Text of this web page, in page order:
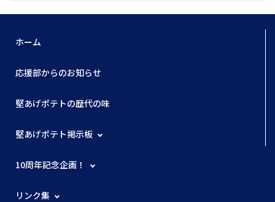
ホーム
応援部からのお知らせ
堅あげポテトの歴代の味
堅あげポテト掲示板
10周年記念企画！
リンク集